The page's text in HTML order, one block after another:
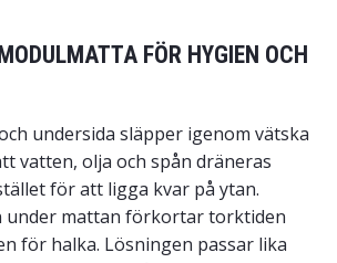
FÖR HYGIEN OCH
undersida släpper igenom vätska
vatten, olja och spån dräneras
för att ligga kvar på ytan.
under mattan förkortar torktiden
för halka. Lösningen passar lika